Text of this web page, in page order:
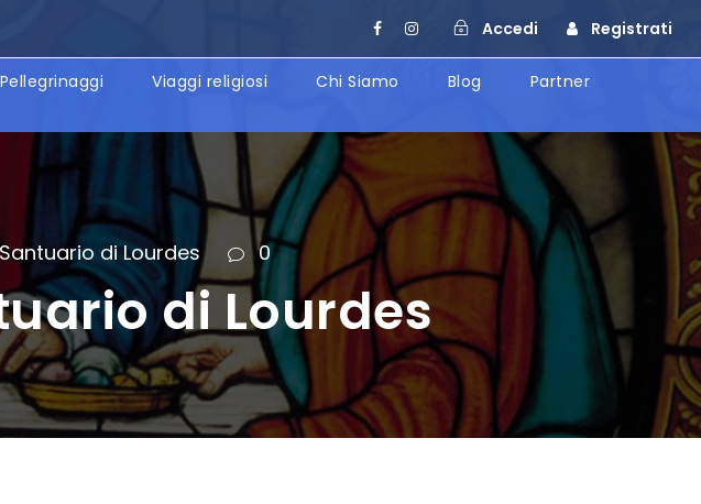
Accedi Registrati
Pellegrinaggi Viaggi religiosi Chi Siamo Blog Partner
Santuario di Lourdes 0
di Lourdes